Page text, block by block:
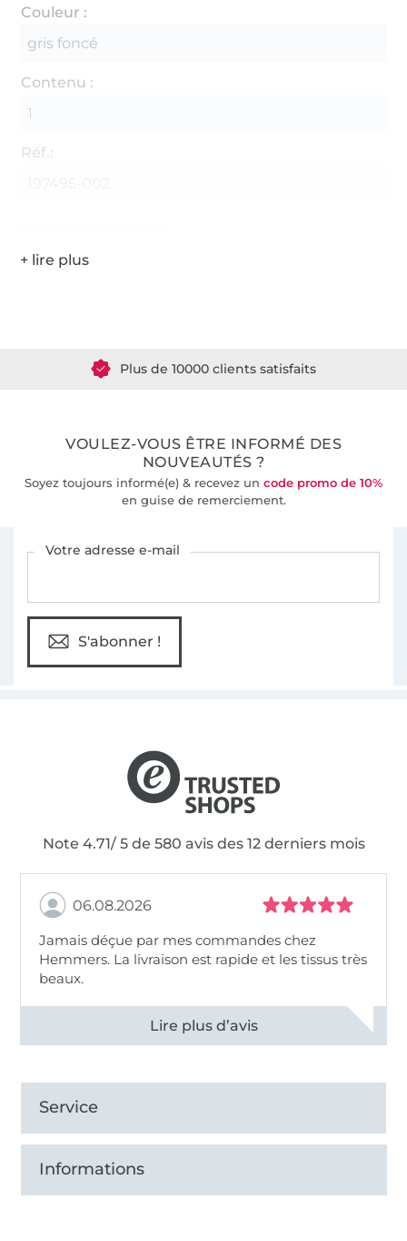
Couleur :
gris foncé
Contenu :
1
Réf.:
Plus de 10000 clients satisfaits
VOULEZ-VOUS ÊTRE INFORMÉ DES
NOUVEAUTÉS ?
Soyez toujours informé(e) & recevez un code promo de 10%
en guise de remerciement.
Votre adresse e-mail
S'abonner !
Note 4.71/ 5 de 580 avis des 12 derniers mois
06.08.2026
Jamais déçue par mes commandes chez
Hemmers. La livraison est rapide et les tissus très
beaux.
Voir tous les 11495 commentaires
Service
Informations